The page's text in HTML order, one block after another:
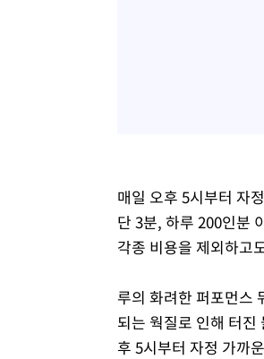
매일 오후 5시부터 자
단 3분, 하루 200인분
각종 비용을 제외하고
루의 화려한 퍼포먼스
되는 웍질로 인해 터
후 5시부터 자정 가까